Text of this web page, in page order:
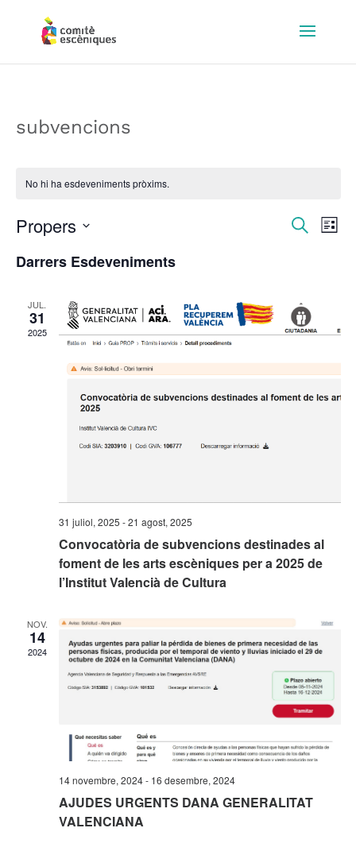
subvencions
No hi ha esdeveniments pròxims.
Cerca
de
Llista
Propers
una
Darrers Esdeveniments
JUL.
31
2025
31 juliol, 2025 -21 agost, 2025
Convocatòria de subvencions destinades al
foment de les arts escèniques per a 2025 de
l’Institut Valencià de Cultura
NOV.
14
2024
14 novembre, 2024- 16 desembre, 2024
AJUDES URGENTS DANA GENERALITAT
VALENCIANA